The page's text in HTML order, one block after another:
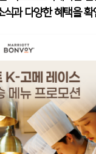
식과 다양한 혜택을 확